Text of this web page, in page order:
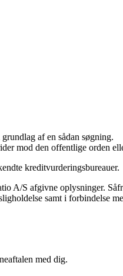
af en sådan søgning.
mod den offentlige orden
kreditvurderingsbureauer.
A/S afgivne oplysninger.
samt i forbindelse
med dig.